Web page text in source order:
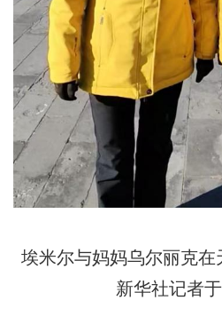
埃米尔与妈妈乌尔丽克在
新华社记者